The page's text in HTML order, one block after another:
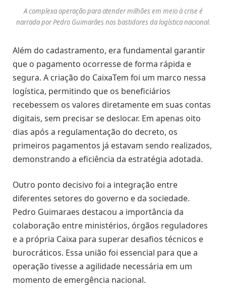
A complexa operação para atender milhões em meio à crise é
narrada por Pedro Guimarães nos bastidores da logística nacional.
Além do cadastramento, era fundamental garantir
que o pagamento ocorresse de forma rápida e
segura. A criação do CaixaTem foi um marco nessa
logística, permitindo que os beneficiários
recebessem os valores diretamente em suas contas
digitais, sem precisar se deslocar. Em apenas oito
dias após a regulamentação do decreto, os
primeiros pagamentos já estavam sendo realizados,
demonstrando a eficiência da estratégia adotada.
Outro ponto decisivo foi a integração entre
diferentes setores do governo e da sociedade.
Pedro Guimaraes destacou a importância da
colaboração entre ministérios, órgãos reguladores
e a própria Caixa para superar desafios técnicos e
burocráticos. Essa união foi essencial para que a
operação tivesse a agilidade necessária em um
momento de emergência nacional.